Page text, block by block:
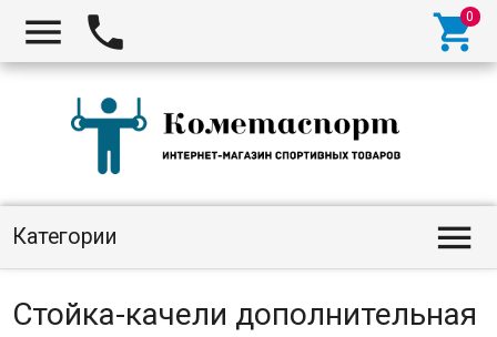
  
Категории 
Стойка-качели дополнительная